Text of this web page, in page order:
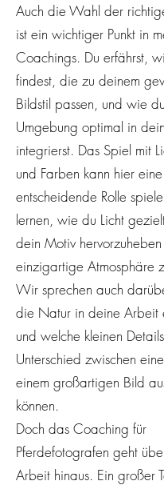
Auch die Wahl der
ist ein wichtiger Punkt in
Coachings. Du erfährst,
findest, die zu deinem
Bildstil passen, und wie
Umgebung optimal in
integrierst. Das Spiel mit
und Farben kann hier eine
entscheidende Rolle
lernen, wie du Licht
dein Motiv
einzigartige Atmosphäre
Wir sprechen auch
die Natur in deine Arbeit
und welche kleinen
Unterschied zwischen
einem großartigen Bild
können.
Doch das Coaching für
Pferdefotografen geht
Arbeit hinaus. Ein großer